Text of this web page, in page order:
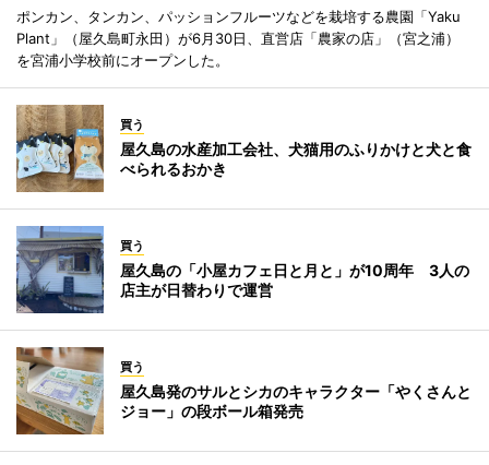
ポンカン、タンカン、パッションフルーツなどを栽培する農園「Yaku
Plant」（屋久島町永田）が6月30日、直営店「農家の店」（宮之浦）
を宮浦小学校前にオープンした。
買う
屋久島の水産加工会社、犬猫用のふりかけと犬と食
べられるおかき
買う
屋久島の「小屋カフェ日と月と」が10周年 3人の
店主が日替わりで運営
買う
屋久島発のサルとシカのキャラクター「やくさんと
ジョー」の段ボール箱発売